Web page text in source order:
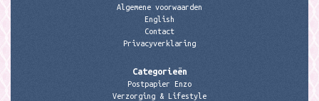
Algemene voorwaarden
English
Contact
Privacyverklaring
Categorieën
Postpapier Enzo
Verzorging & Lifestyle